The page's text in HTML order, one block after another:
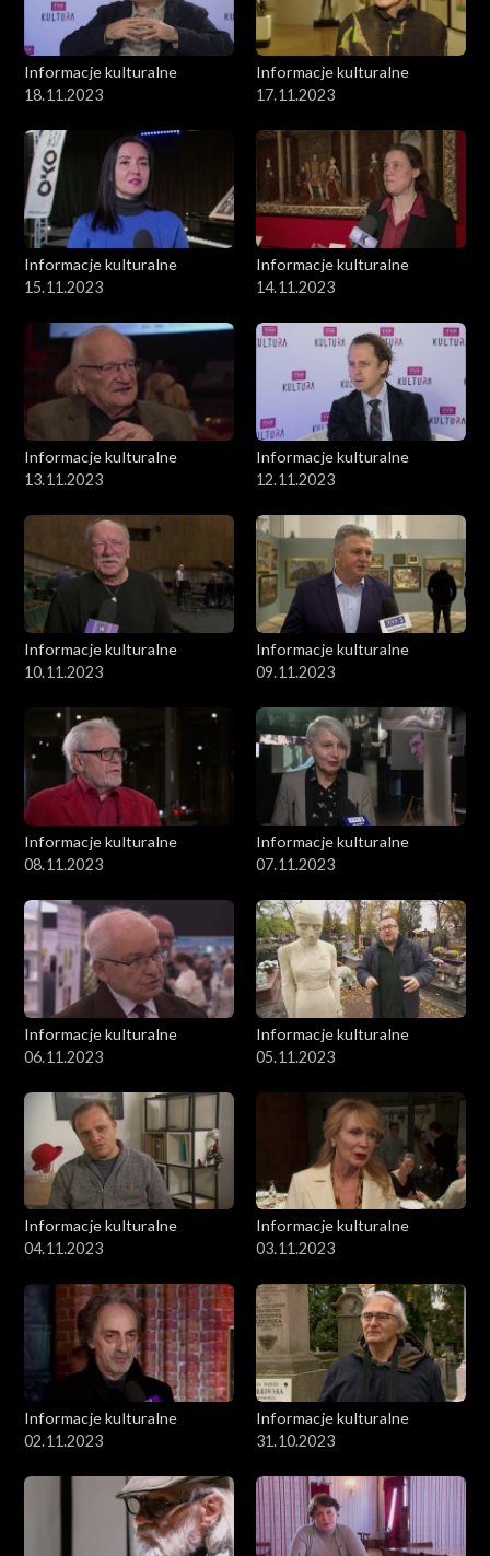
Informacje kulturalne
18.11.2023
Informacje kulturalne
17.11.2023
Informacje kulturalne
15.11.2023
Informacje kulturalne
14.11.2023
Informacje kulturalne
13.11.2023
Informacje kulturalne
12.11.2023
Informacje kulturalne
10.11.2023
Informacje kulturalne
09.11.2023
Informacje kulturalne
08.11.2023
Informacje kulturalne
07.11.2023
Informacje kulturalne
06.11.2023
Informacje kulturalne
05.11.2023
Informacje kulturalne
04.11.2023
Informacje kulturalne
03.11.2023
Informacje kulturalne
02.11.2023
Informacje kulturalne
31.10.2023